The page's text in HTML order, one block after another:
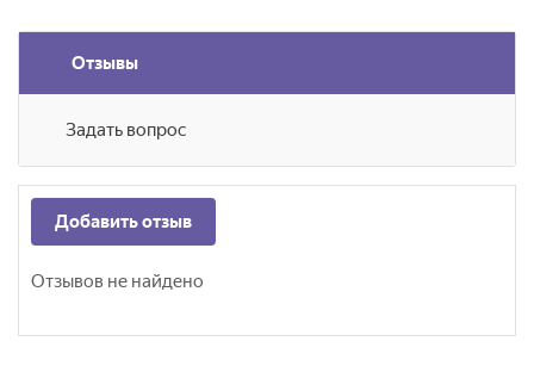
Отзывы
Задать вопрос
Добавить отзыв
Отзывов не найдено